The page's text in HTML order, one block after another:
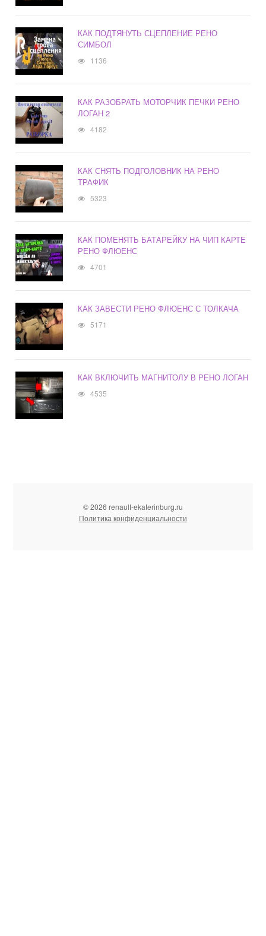
КАК ПОДТЯНУТЬ СЦЕПЛЕНИЕ РЕНО
СИМБОЛ
1136
КАК РАЗОБРАТЬ МОТОРЧИК ПЕЧКИ РЕНО
ЛОГАН 2
4182
КАК СНЯТЬ ПОДГОЛОВНИК НА РЕНО
ТРАФИК
5323
КАК ПОМЕНЯТЬ БАТАРЕЙКУ НА ЧИП КАРТЕ
РЕНО ФЛЮЕНС
4701
КАК ЗАВЕСТИ РЕНО ФЛЮЕНС С ТОЛКАЧА
5171
КАК ВКЛЮЧИТЬ МАГНИТОЛУ В РЕНО ЛОГАН
4535
© 2026 renault-ekaterinburg.ru
Политика конфиденциальности